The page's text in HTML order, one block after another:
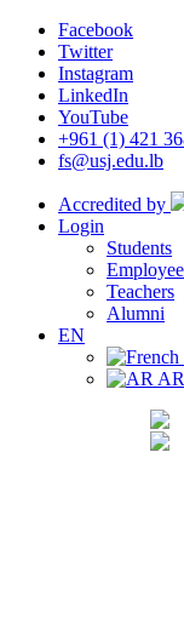
Facebook
Twitter
Instagram
LinkedIn
YouTube
+961 (1) 421
fs@usj.edu.lb
Accredited by
Login
Students
Teachers
Alumni
EN
AR